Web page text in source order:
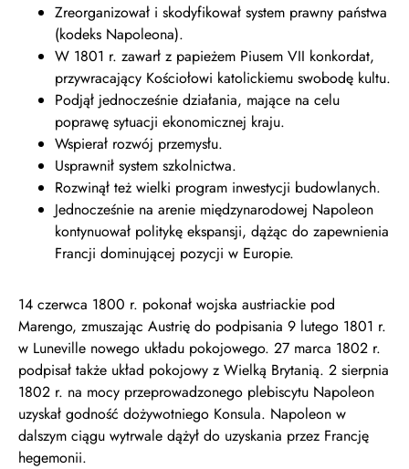
Zreorganizował i skodyfikował system prawny państwa
(kodeks Napoleona).
W 1801 r. zawarł z papieżem Piusem VII konkordat,
przywracający Kościołowi katolickiemu swobodę kultu.
Podjął jednocześnie działania, mające na celu
poprawę sytuacji ekonomicznej kraju.
Wspierał rozwój przemysłu.
Usprawnił system szkolnictwa.
Rozwinął też wielki program inwestycji budowlanych.
Jednocześnie na arenie międzynarodowej Napoleon
kontynuował politykę ekspansji, dążąc do zapewnienia
Francji dominującej pozycji w Europie.
14 czerwca 1800 r. pokonał wojska austriackie pod
Marengo, zmuszając Austrię do podpisania 9 lutego 1801 r.
w Luneville nowego układu pokojowego. 27 marca 1802 r.
podpisał także układ pokojowy z Wielką Brytanią. 2 sierpnia
1802 r. na mocy przeprowadzonego plebiscytu Napoleon
uzyskał godność dożywotniego Konsula. Napoleon w
dalszym ciągu wytrwale dążył do uzyskania przez Francję
hegemonii.